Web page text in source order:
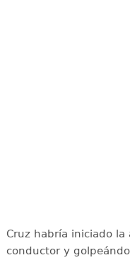
Cruz habría iniciado
conductor y